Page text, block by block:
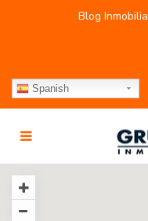
Blog
Spanish